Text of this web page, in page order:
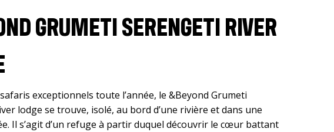
GRUMETI SERENGETI RIVER
exceptionnels toute l’année, le &Beyond Grumeti
lodge se trouve, isolé, au bord d’une rivière et dans une
Il s’agit d’un refuge à partir duquel découvrir le cœur battant